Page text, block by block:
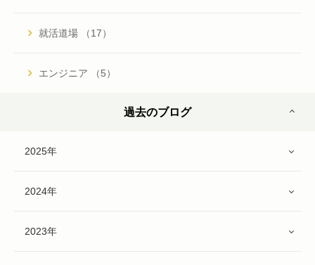
就活道場 （17）
エンジニア （5）
過去のブログ
2025年
2024年
2023年